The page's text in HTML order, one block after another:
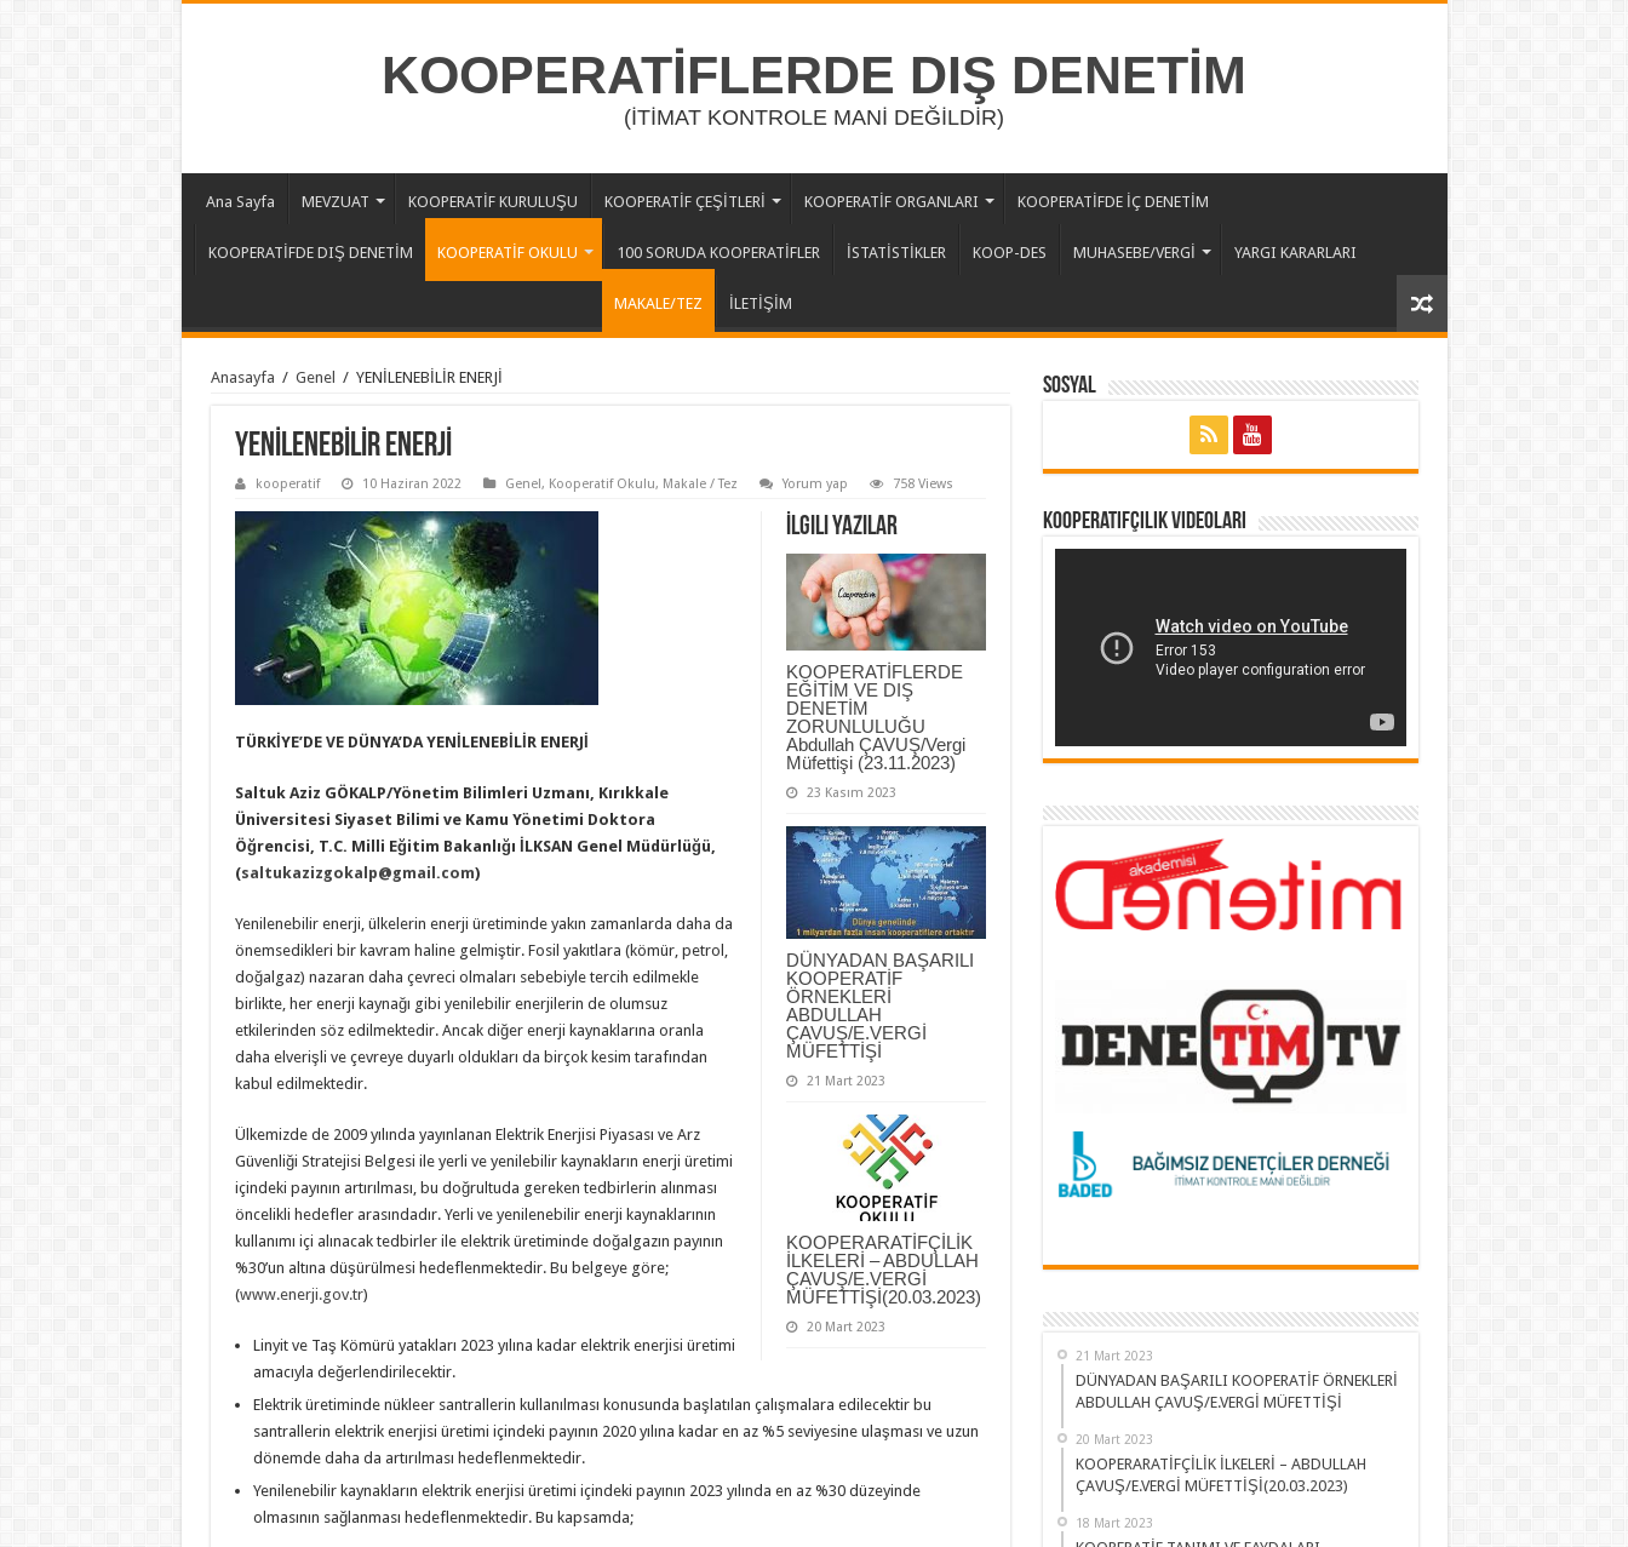
KOOPERATİFLERDE DIŞ DENETİM
(İTİMAT KONTROLE MANİ DEĞİLDİR)
Ana Sayfa MEVZUAT KOOPERATİF KURULUŞU KOOPERATİF ÇEŞİTLERİ KOOPERATİF ORGANLARI KOOPERATİFDE İÇ DENETİM
KOOPERATİFDE DIŞ DENETİM KOOPERATİF OKULU 100 SORUDA KOOPERATİFLER İSTATİSTİKLER KOOP-DES MUHASEBE/VERGİ YARGI KARARLARI
MAKALE/TEZ İLETİŞİM
Anasayfa / Genel / YENİLENEBİLİR ENERJİ
YENİLENEBİLİR ENERJİ
kooperatif 10 Haziran 2022 Genel, Kooperatif Okulu, Makale / Tez Yorum yap 758 Views
İlgili Yazılar
KOOPERATİFLERDE
EĞİTİM VE DIŞ
DENETİM
ZORUNLULUĞU
Abdullah ÇAVUŞ/Vergi
Müfettişi (23.11.2023)
23 Kasım 2023
DÜNYADAN BAŞARILI
KOOPERATİF
ÖRNEKLERİ
ABDULLAH
ÇAVUŞ/E.VERGİ
MÜFETTİŞİ
21 Mart 2023
KOOPERARATİFÇİLİK
İLKELERİ – ABDULLAH
ÇAVUŞ/E.VERGİ
MÜFETTİŞİ(20.03.2023)
20 Mart 2023
TÜRKİYE’DE VE DÜNYA’DA YENİLENEBİLİR ENERJİ
Saltuk Aziz GÖKALP/Yönetim Bilimleri Uzmanı, Kırıkkale
Üniversitesi Siyaset Bilimi ve Kamu Yönetimi Doktora
Öğrencisi, T.C. Milli Eğitim Bakanlığı İLKSAN Genel Müdürlüğü,
(saltukazizgokalp@gmail.com)
Yenilenebilir enerji, ülkelerin enerji üretiminde yakın zamanlarda daha da
önemsedikleri bir kavram haline gelmiştir. Fosil yakıtlara (kömür, petrol,
doğalgaz) nazaran daha çevreci olmaları sebebiyle tercih edilmekle
birlikte, her enerji kaynağı gibi yenilebilir enerjilerin de olumsuz
etkilerinden söz edilmektedir. Ancak diğer enerji kaynaklarına oranla
daha elverişli ve çevreye duyarlı oldukları da birçok kesim tarafından
kabul edilmektedir.
Ülkemizde de 2009 yılında yayınlanan Elektrik Enerjisi Piyasası ve Arz
Güvenliği Stratejisi Belgesi ile yerli ve yenilebilir kaynakların enerji üretimi
içindeki payının artırılması, bu doğrultuda gereken tedbirlerin alınması
öncelikli hedefler arasındadır. Yerli ve yenilenebilir enerji kaynaklarının
kullanımı içi alınacak tedbirler ile elektrik üretiminde doğalgazın payının
%30’un altına düşürülmesi hedeflenmektedir. Bu belgeye göre;
(www.enerji.gov.tr)
Linyit ve Taş Kömürü yatakları 2023 yılına kadar elektrik enerjisi üretimi
amacıyla değerlendirilecektir.
Elektrik üretiminde nükleer santrallerin kullanılması konusunda başlatılan çalışmalara edilecektir bu
santrallerin elektrik enerjisi üretimi içindeki payının 2020 yılına kadar en az %5 seviyesine ulaşması ve uzun
dönemde daha da artırılması hedeflenmektedir.
Yenilenebilir kaynakların elektrik enerjisi üretimi içindeki payının 2023 yılında en az %30 düzeyinde
olmasının sağlanması hedeflenmektedir. Bu kapsamda;
Sosyal
Kooperatifçilik Videoları
21 Mart 2023
DÜNYADAN BAŞARILI KOOPERATİF ÖRNEKLERİ
ABDULLAH ÇAVUŞ/E.VERGİ MÜFETTİŞİ
20 Mart 2023
KOOPERARATİFÇİLİK İLKELERİ – ABDULLAH
ÇAVUŞ/E.VERGİ MÜFETTİŞİ(20.03.2023)
18 Mart 2023